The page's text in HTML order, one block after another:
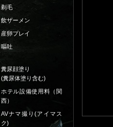
剃毛
飲ザーメン
産卵プレイ
嘔吐
糞尿顔塗り
(糞尿体塗り含む)
ホテル設備使用料（関
西）
AVナマ撮り(アイマス
ク)